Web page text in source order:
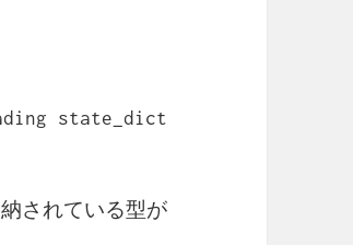
state_dict
されている型が